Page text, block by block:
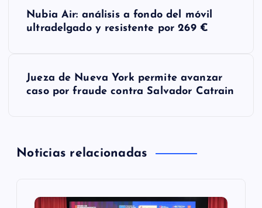
a
Nubia Air: análisis a fondo del móvil
ultradelgado y resistente por 269 €
Jueza de Nueva York permite avanzar
caso por fraude contra Salvador Catrain
Noticias relacionadas